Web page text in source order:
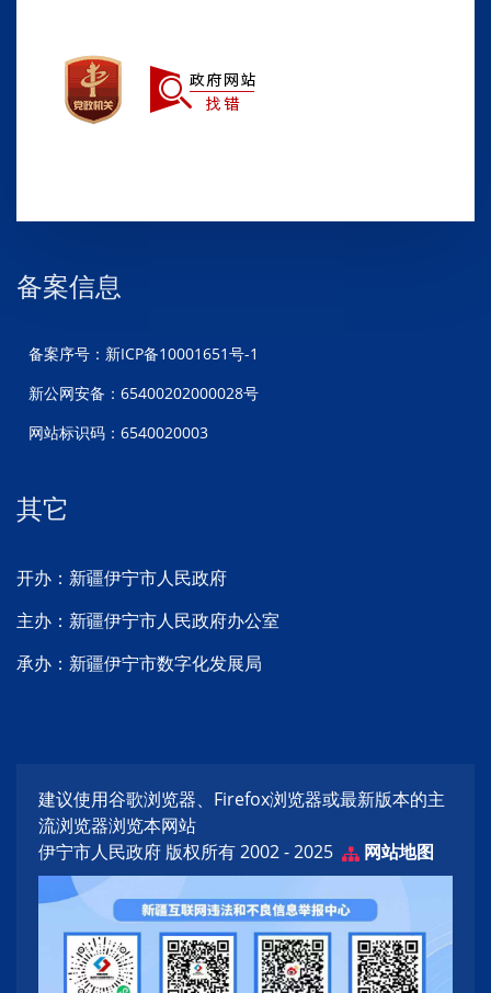
备案信息
备案序号：新ICP备10001651号-1
新公网安备：65400202000028号
网站标识码：6540020003
其它
开办：新疆伊宁市人民政府
主办：新疆伊宁市人民政府办公室
承办：新疆伊宁市数字化发展局
建议使用谷歌浏览器、Firefox浏览器或最新版本的主
流浏览器浏览本网站
伊宁市人民政府 版权所有 2002 - 2025
网站地图